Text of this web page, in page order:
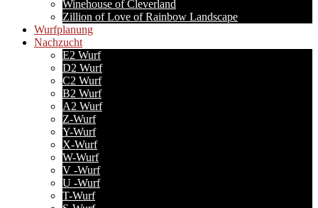
Winehouse of Cleverland
Zillion of Love of Rainbow Landscape
Wurfplanung
Nachzucht
E2 Wurf
D2 Wurf
C2 Wurf
B2 Wurf
A2 Wurf
Z-Wurf
Y-Wurf
X-Wurf
W-Wurf
V -Wurf
U -Wurf
T-Wurf